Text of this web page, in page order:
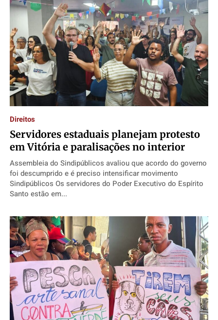
Direitos
Servidores estaduais planejam protesto
em Vitória e paralisações no interior
Assembleia do Sindipúblicos avaliou que acordo do governo
foi descumprido e é preciso intensificar movimento
Sindipúblicos Os servidores do Poder Executivo do Espírito
Santo estão em...